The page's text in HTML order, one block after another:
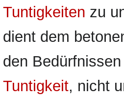
Tuntigkeiten zu
dient dem
den
Tuntigkeit, nicht